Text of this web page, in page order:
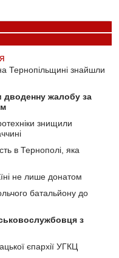
Тернопільщині знайшли
дводенну жалобу за
знищили
в Тернополі, яка
не лише донатом
батальйону до
з
єпархії УГКЦ